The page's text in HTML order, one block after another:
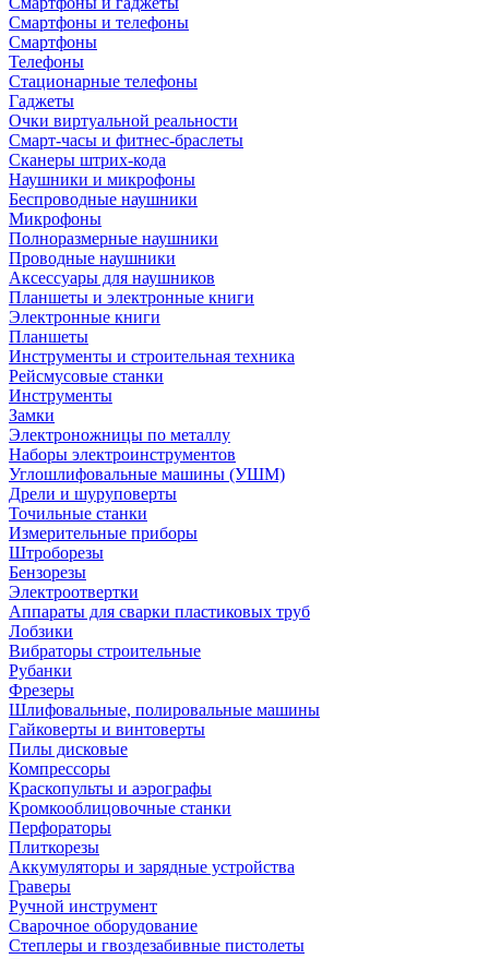
Смартфоны и телефоны
Смартфоны
Телефоны
Стационарные телефоны
Гаджеты
Очки виртуальной реальности
Смарт-часы и фитнес-браслеты
Сканеры штрих-кода
Наушники и микрофоны
Беспроводные наушники
Микрофоны
Полноразмерные наушники
Проводные наушники
Аксессуары для наушников
Планшеты и электронные книги
Электронные книги
Планшеты
Инструменты и строительная техника
Рейсмусовые станки
Инструменты
Замки
Электроножницы по металлу
Наборы электроинструментов
Углошлифовальные машины (УШМ)
Дрели и шуруповерты
Точильные станки
Измерительные приборы
Штроборезы
Бензорезы
Электроотвертки
Аппараты для сварки пластиковых труб
Лобзики
Вибраторы строительные
Рубанки
Фрезеры
Шлифовальные, полировальные машины
Гайковерты и винтоверты
Пилы дисковые
Компрессоры
Краскопульты и аэрографы
Кромкооблицовочные станки
Перфораторы
Плиткорезы
Аккумуляторы и зарядные устройства
Граверы
Ручной инструмент
Сварочное оборудование
Степлеры и гвоздезабивные пистолеты